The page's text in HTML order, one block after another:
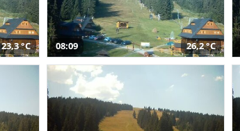
23,3 °C 08:09 26,2 °C